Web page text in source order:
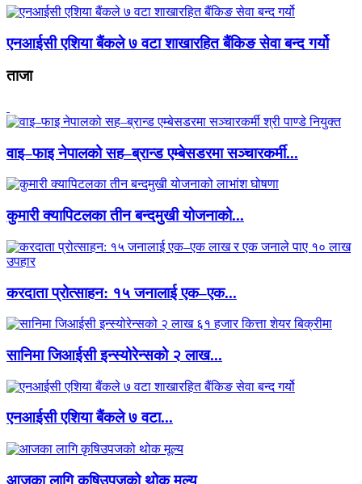
एनआईसी एशिया बैंकले ७ वटा शाखारहित बैंकिङ सेवा बन्द गर्यो
ताजा
वाइ–फाइ नेपालको सह–ब्रान्ड एम्बेसडरमा सञ्चारकर्मी...
कुमारी क्यापिटलका तीन बन्दमुखी योजनाको...
करदाता प्रोत्साहन: १५ जनालाई एक–एक...
सानिमा जिआईसी इन्स्योरेन्सको २ लाख...
एनआईसी एशिया बैंकले ७ वटा...
आजका लागि कृषिउपजको थोक मूल्य